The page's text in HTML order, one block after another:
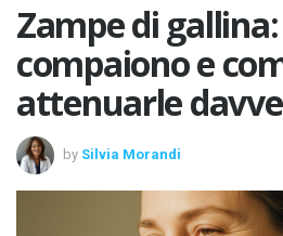
Zampe di
compaiono e
attenuarle
by Silvia Morandi